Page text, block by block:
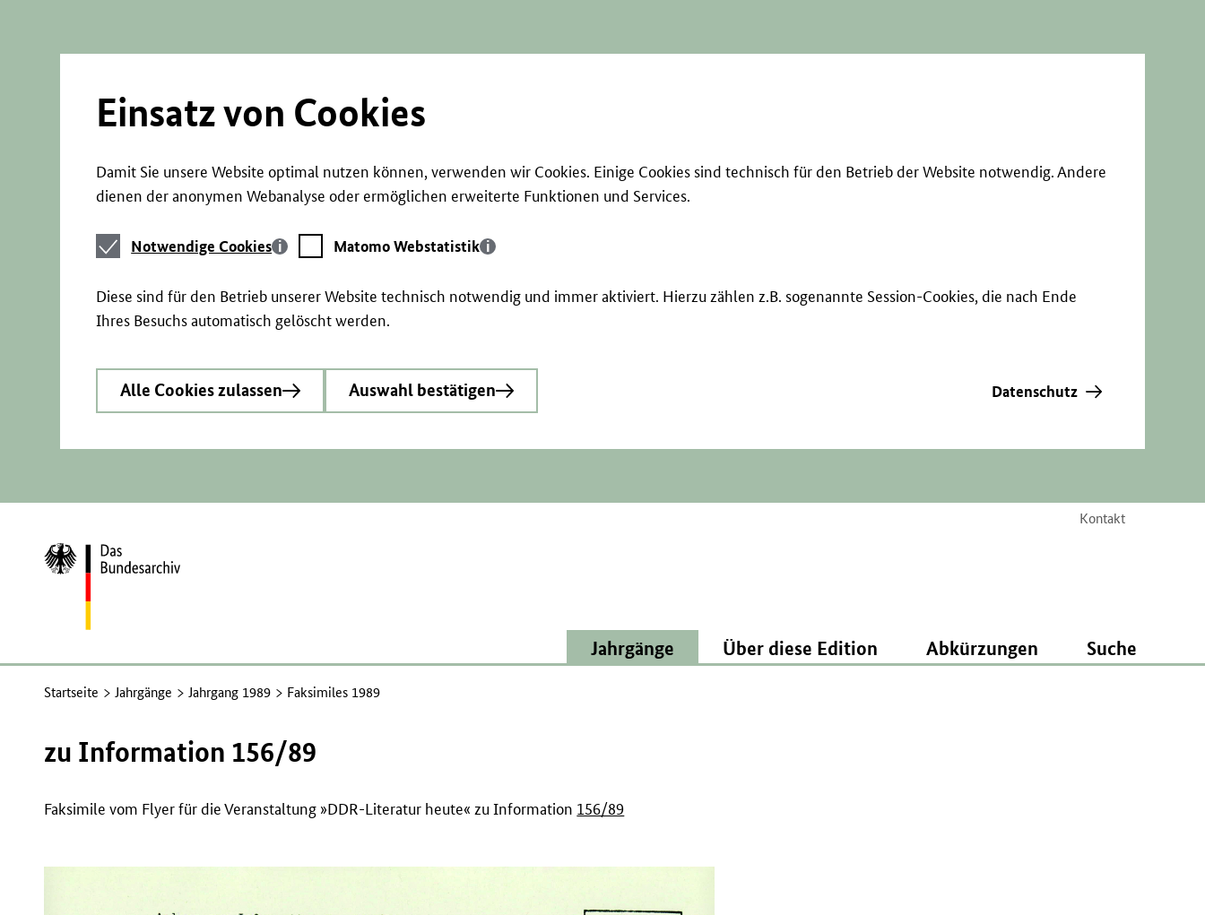
Einsatz von Cookies
Damit Sie unsere Website optimal nutzen können, verwenden wir Cookies. Einige Cookies sind technisch für den Betrieb der Website notwendig. Andere
dienen der anonymen Webanalyse oder ermöglichen erweiterte Funktionen und Services.
Notwendige
Cookies
Notwendige Cookies
Matomo
Webstatistik
Matomo Webstatistik
Diese sind für den Betrieb unserer Website technisch notwendig und immer aktiviert. Hierzu zählen z.B. sogenannte Session-Cookies, die nach Ende
Ihres Besuchs automatisch gelöscht werden.
Alle Cookies zulassen Auswahl bestätigen Datenschutz
Kontakt
Zur
Startseite
Jahrgänge Über diese Edition Abkürzungen Suche
Startseite Jahrgänge Jahrgang 1989 Faksimiles 1989
zu Information 156/89
Faksimile vom Flyer für die Veranstaltung »DDR-Literatur heute« zu Information 156/89